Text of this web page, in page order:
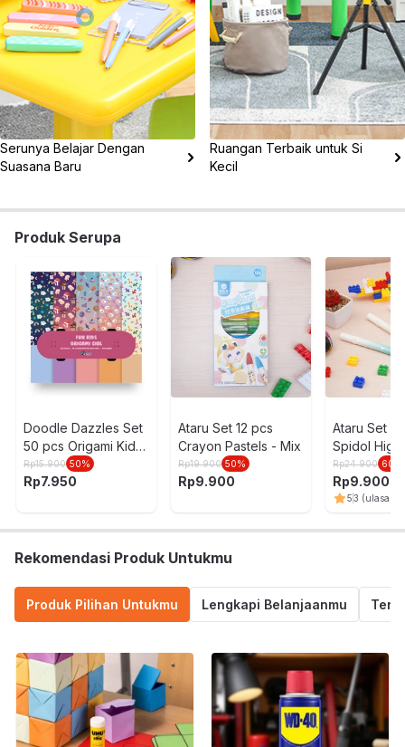
Serunya Belajar Dengan
Suasana Baru
Ruangan Terbaik untuk Si
Kecil
Produk Serupa
Doodle Dazzles Set
50 pcs Origami Kids
Aventura Girl - Mix
Rp15.900 50%
Rp7.950
Ataru Set 12 pcs
Crayon Pastels - Mix
Rp19.900 50%
Rp9.900
Ataru Set 4
Spidol
Hijau
Rp24.900 60
Rp9.900
53 (ulasan)
Rekomendasi Produk Untukmu
Produk Pilihan Untukmu Lengkapi Belanjaanmu